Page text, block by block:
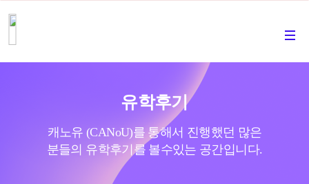
유학후기
캐노유 (CANoU)를 통해서 진행했던 많은
분들의 유학후기를 볼수있는 공간입니다.